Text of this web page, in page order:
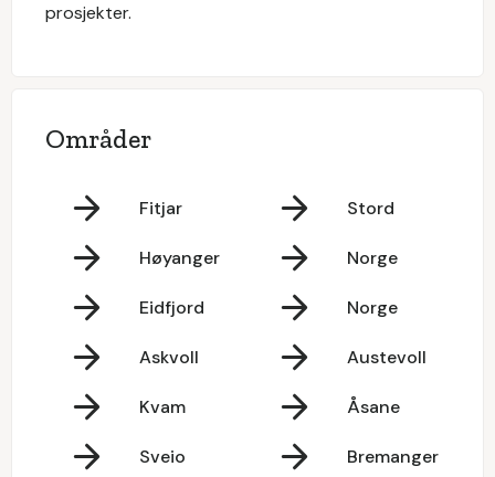
prosjekter.
Områder
Fitjar Stord
Høyanger Norge
Eidfjord Norge
Askvoll Austevoll
Kvam Åsane
Sveio Bremanger